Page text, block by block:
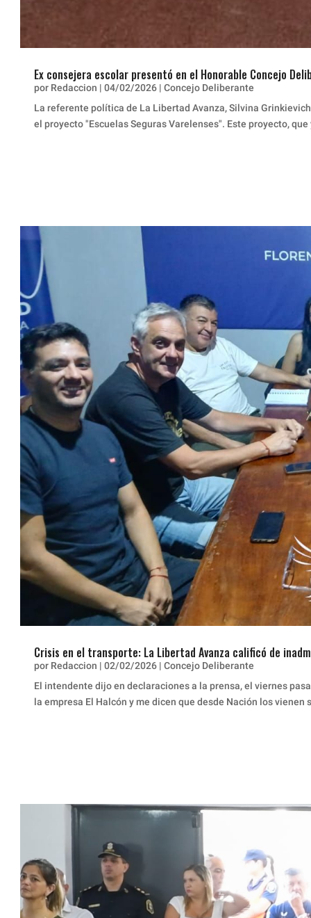
Ex consejera escolar presentó en el Honorable Concejo
por Redaccion | 04/02/2026 | Concejo Deliberante
La referente política de La Libertad Avanza, Silvina
el proyecto "Escuelas Seguras Varelenses". Este proyecto,
Crisis en el transporte: La Libertad Avanza calificó de
por Redaccion | 02/02/2026 | Concejo Deliberante
El intendente dijo en declaraciones a la prensa, el viernes
la empresa El Halcón y me dicen que desde Nación los